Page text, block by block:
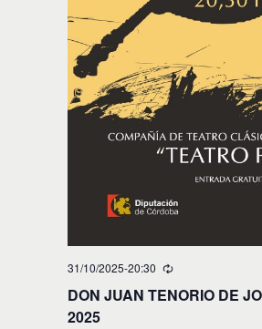
31/10/2025-20:30
DON JUAN TENORIO DE
2025